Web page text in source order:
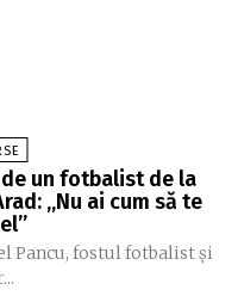
un fotbalist de la
„Nu ai cum să te
Pancu, fostul fotbalist și